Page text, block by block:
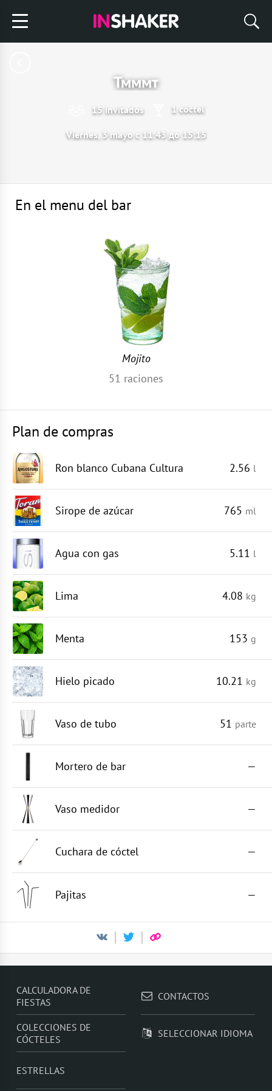
Тмммт
15 invitados 1 cóctel
Viernes, 3 mayo с 11:43 до 15:15
En el menu del bar
Mojito
51 raciones
Plan de compras
Ron blanco Cubana Cultura 2.56 l
Sirope de azúcar 765 ml
Agua con gas 5.11 l
Lima 4.08 kg
Menta 153 g
Hielo picado 10.21 kg
Vaso de tubo 51 parte
Mortero de bar —
Vaso medidor —
Cuchara de cóctel —
Pajitas —
CALCULADORA DE
FIESTAS
COLECCIONES DE
CÓCTELES
ESTRELLAS
CONTACTOS
SELECCIONAR IDIOMA